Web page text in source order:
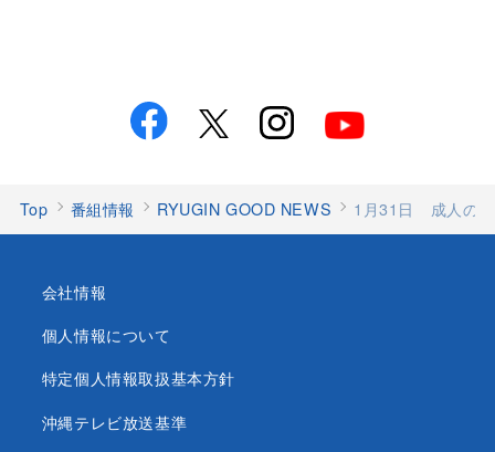
Top 番組情報 RYUGIN GOOD NEWS 1月31日 成人の
会社情報
個人情報について
特定個人情報取扱基本方針
沖縄テレビ放送基準